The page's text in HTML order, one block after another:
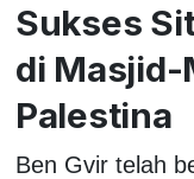
Sukses
di Masjid-
Palestina
Ben Gvir telah